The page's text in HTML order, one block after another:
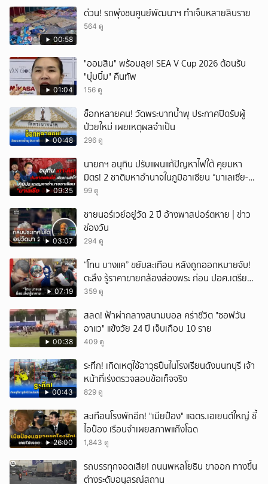
00:58
ด่วน! รถพุ่งชนศูนย์พัฒนาฯ ทำเจ็บหลายสิบราย
564 ดู
01:04
"ออมสิน" พร้อมลุย! SEA V Cup 2026 ต้อนรับ
"บุ๋มบิ๋ม" คืนทัพ
156 ดู
00:48
ช็อกหลายคน! วัดพระบาทน้ำพุ ประกาศปิดรับผู้
ป่วยใหม่ เผยเหตุผลจำเป็น
296 ดู
09:35
นายกฯ อนุทิน ปรับแผนแก้ปัญหาไฟใต้ คุยมหา
มิตร! 2 ชาติมหาอำนาจในภูมิอาเซียน “มาเลเซีย-
อินโดนีเซีย”
99 ดู
03:07
ชายนอร์เวย์อยู่วัด 2 ปี อ้างพาสปอร์ตหาย | ข่าว
ช่องวัน
294 ดู
07:19
“โทน บางแค” ขยับสะเทือน หลังถูกออกหมายจับ!
ตะลึง รู้ราคาขายกล้องส่องพระ ก่อน ปอศ.เตรียม
บุกรวบ?
359 ดู
00:38
สลด! ฟ้าผ่ากลางสนามบอล คร่าชีวิต "ซอฟวัน
อาแว" แข้งวัย 24 ปี เจ็บเกือบ 10 ราย
409 ดู
00:43
ระทึก! เกิดเหตุใช้อาวุธปืuในโรงเรียนดังนนทบุรี เจ้า
หน้าที่เร่งตรวจสอบข้อเท็จจริง
829 ดู
26:00
สะเทือนโรงพักอีก! "เมียป๋อง" แฉตร.เอเยนต์ใหญ่ ซี้
ไอป๋อง เรือนจำเผยสภาพแก๊งโฉด
1,843 ดู
รถบรรทุกจอดเสีย! ถนนพหลโยธิน ขาออก ทางขึ้น
ต่างระดับอนุสรณ์สถาน